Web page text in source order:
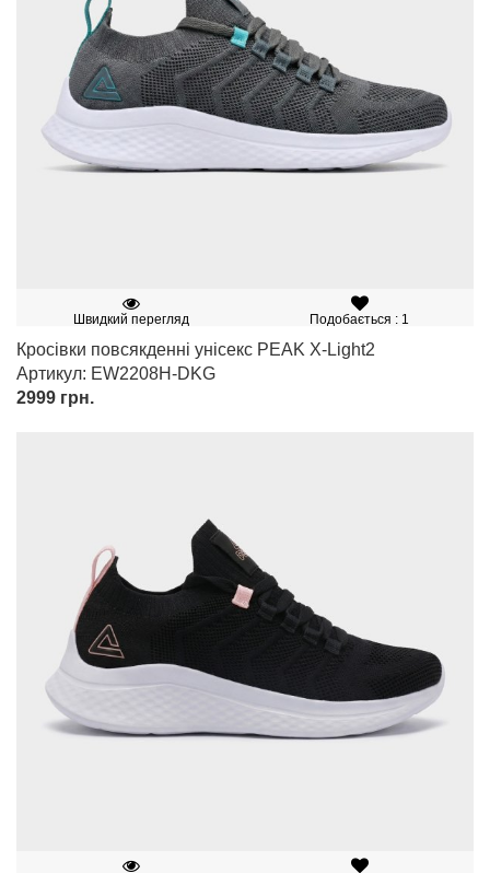
Швидкий перегляд Подобається : 1
Кросівки повсякденні унісекс PEAK X-Light2
Артикул: EW2208H-DKG
2999 грн.